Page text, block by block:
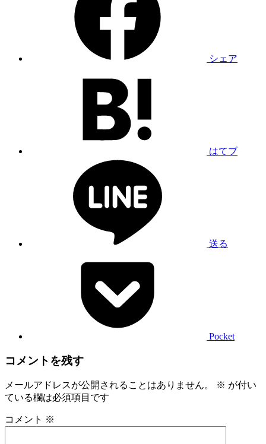
シェア
はてブ
送る
Pocket
コメントを残す
メールアドレスが公開されることはありません。 ※ が付い
ている欄は必須項目です
コメント ※